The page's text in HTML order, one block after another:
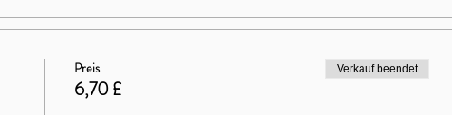
Preis
6,70 £
Verkauf beendet